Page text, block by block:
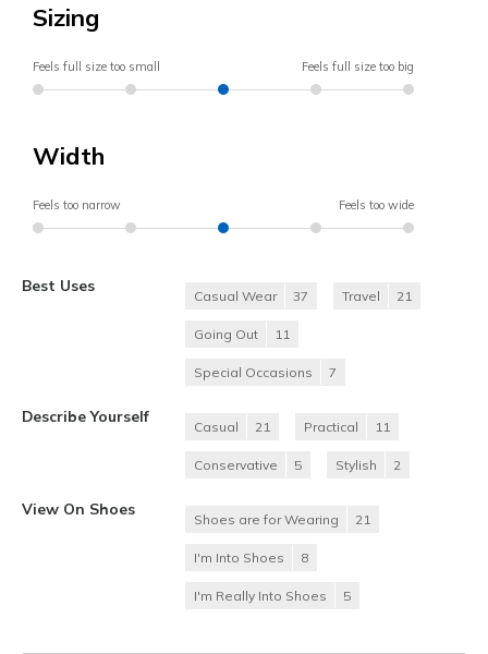
Sizing
Feels full size too small Feels full size too big
Width
Feels too narrow Feels too wide
Best Uses
Casual Wear 37 Travel 21
Going Out 11
Special Occasions 7
Describe Yourself
Casual 21 Practical 11
Conservative 5 Stylish 2
View On Shoes
Shoes are for Wearing 21
I'm Into Shoes 8
I'm Really Into Shoes 5